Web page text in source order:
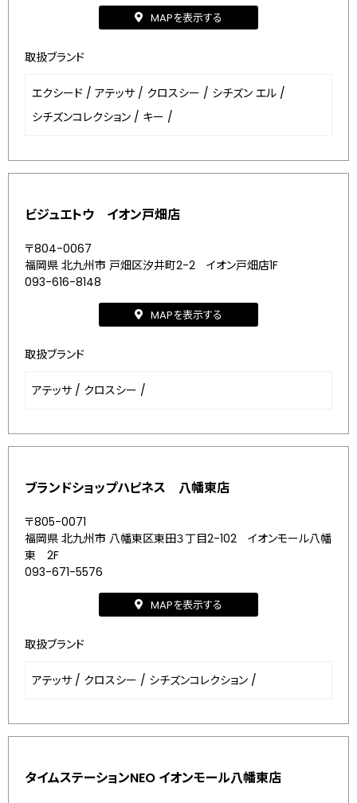
MAPを表示する
取扱ブランド
エクシード / アテッサ / クロスシー / シチズン エル /
シチズンコレクション / キー /
ビジュエトウ イオン戸畑店
〒804-0067
福岡県 北九州市 戸畑区汐井町2-2 イオン戸畑店1F
093-616-8148
MAPを表示する
取扱ブランド
アテッサ / クロスシー /
ブランドショップハピネス 八幡東店
〒805-0071
福岡県 北九州市 八幡東区東田３丁目2-102 イオンモール八幡
東 2F
093-671-5576
MAPを表示する
取扱ブランド
アテッサ / クロスシー / シチズンコレクション /
タイムステーションNEO イオンモール八幡東店